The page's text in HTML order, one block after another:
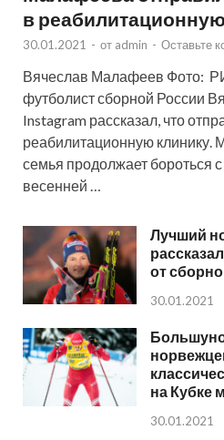
в
30.01.2021 - от admin - Оставьте
Вячеслав Малафеев Фото:
футболист сборной России
Instagram рассказал, что
реабилитационную клинику.
семья продолжает бороться
весенней …
Лучший
от
30.01.2021
на Кубке
30.01.2021